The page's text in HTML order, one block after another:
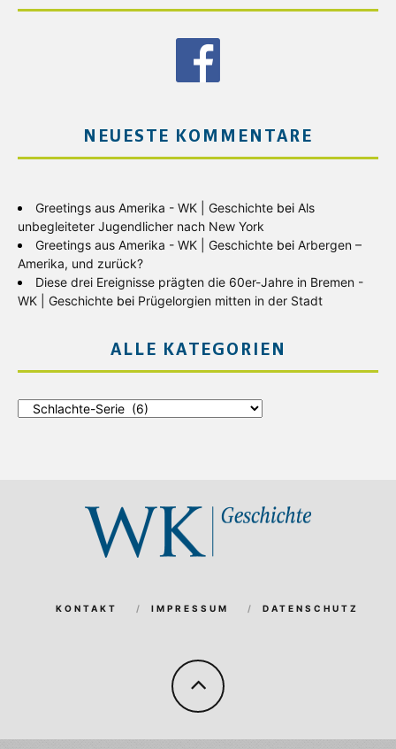
NEUESTE KOMMENTARE
Greetings aus Amerika - WK | Geschichte bei Als
unbegleiteter Jugendlicher nach New York
Greetings aus Amerika - WK | Geschichte bei Arbergen –
Amerika, und zurück?
Diese drei Ereignisse prägten die 60er-Jahre in Bremen -
WK | Geschichte bei Prügelorgien mitten in der Stadt
ALLE KATEGORIEN
Alle
KONTAKT IMPRESSUM DATENSCHUTZ